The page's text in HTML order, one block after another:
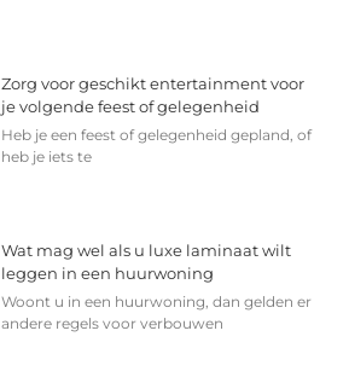
Zorg voor geschikt entertainment voor
je volgende feest of gelegenheid
Heb je een feest of gelegenheid gepland, of
heb je iets te
Wat mag wel als u luxe laminaat wilt
leggen in een huurwoning
Woont u in een huurwoning, dan gelden er
andere regels voor verbouwen